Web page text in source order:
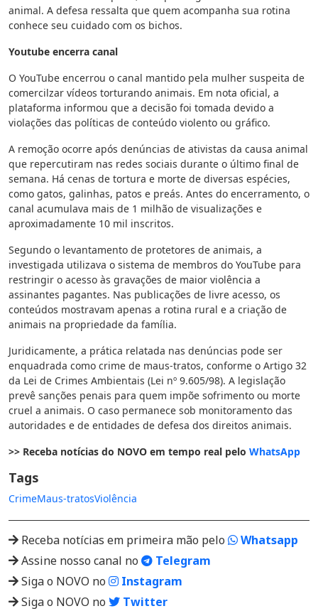
animal. A defesa ressalta que quem acompanha sua rotina
conhece seu cuidado com os bichos.
Youtube encerra canal
O YouTube encerrou o canal mantido pela mulher suspeita de
comercilzar vídeos torturando animais. Em nota oficial, a
plataforma informou que a decisão foi tomada devido a
violações das políticas de conteúdo violento ou gráfico.
A remoção ocorre após denúncias de ativistas da causa animal
que repercutiram nas redes sociais durante o último final de
semana. Há cenas de tortura e morte de diversas espécies,
como gatos, galinhas, patos e preás. Antes do encerramento, o
canal acumulava mais de 1 milhão de visualizações e
aproximadamente 10 mil inscritos.
Segundo o levantamento de protetores de animais, a
investigada utilizava o sistema de membros do YouTube para
restringir o acesso às gravações de maior violência a
assinantes pagantes. Nas publicações de livre acesso, os
conteúdos mostravam apenas a rotina rural e a criação de
animais na propriedade da família.
Juridicamente, a prática relatada nas denúncias pode ser
enquadrada como crime de maus-tratos, conforme o Artigo 32
da Lei de Crimes Ambientais (Lei nº 9.605/98). A legislação
prevê sanções penais para quem impõe sofrimento ou morte
cruel a animais. O caso permanece sob monitoramento das
autoridades e de entidades de defesa dos direitos animais.
>> Receba notícias do NOVO em tempo real pelo WhatsApp
Tags
CrimeMaus-tratosViolência
Receba notícias em primeira mão pelo
Whatsapp
Assine nosso canal no
Telegram
Siga o NOVO no
Instagram
Siga o NOVO no
Twitter